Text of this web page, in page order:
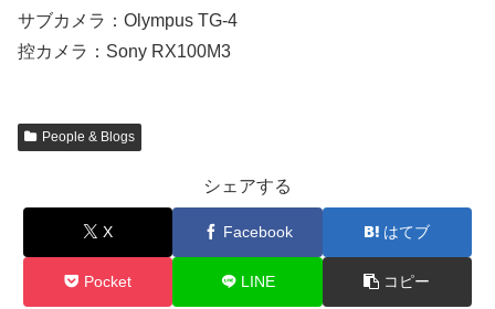
サブカメラ：Olympus TG-4
控カメラ：Sony RX100M3
People & Blogs
シェアする
X Facebook はてブ
Pocket LINE コピー